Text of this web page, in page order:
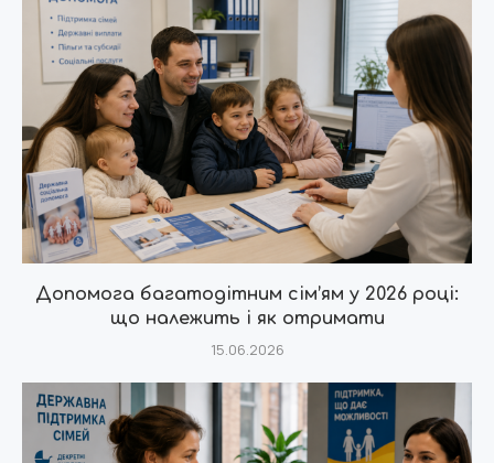
Допомога багатодітним сім’ям у 2026 році:
що належить і як отримати
15.06.2026